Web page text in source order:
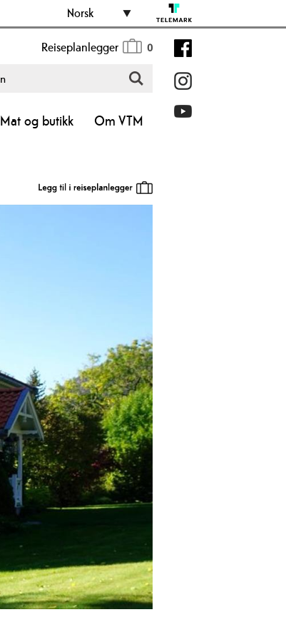
Norsk
Reiseplanlegger 0
Mat og butikk Om VTM